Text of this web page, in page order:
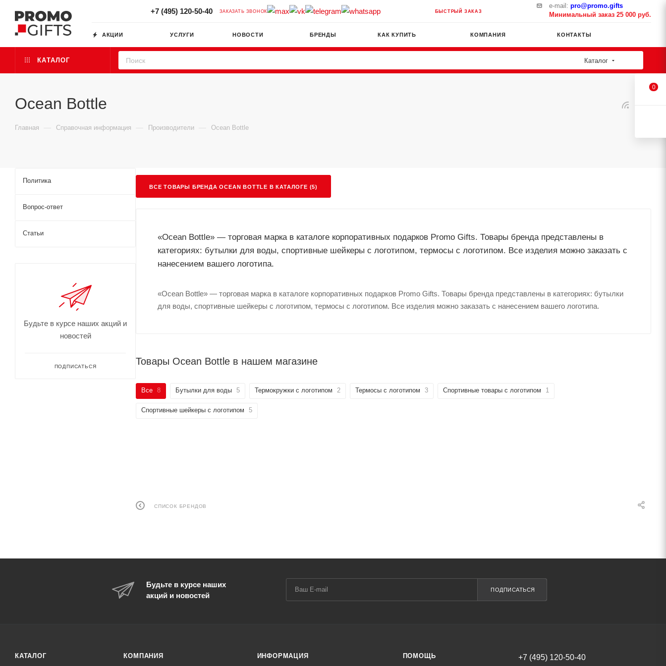
+7 (495) 120-50-40 ЗАКАЗАТЬ ЗВОНОК БЫСТРЫЙ ЗАКАЗ
e-mail: pro@promo.gifts
Минимальный заказ 25 000 руб.
АКЦИИ УСЛУГИ НОВОСТИ БРЕНДЫ КАК КУПИТЬ КОМПАНИЯ КОНТАКТЫ
КАТАЛОГ Каталог
Ocean Bottle
Главная — Справочная информация — Производители — Ocean Bottle
ВСЕ ТОВАРЫ БРЕНДА OCEAN BOTTLE В КАТАЛОГЕ (5)
«Ocean Bottle» — торговая марка в каталоге корпоративных подарков Promo Gifts. Товары бренда представлены в
категориях: бутылки для воды, спортивные шейкеры с логотипом, термосы с логотипом. Все изделия можно заказать с
нанесением вашего логотипа.
«Ocean Bottle» — торговая марка в каталоге корпоративных подарков Promo Gifts. Товары бренда представлены в категориях: бутылки
для воды, спортивные шейкеры с логотипом, термосы с логотипом. Все изделия можно заказать с нанесением вашего логотипа.
Товары Ocean Bottle в нашем магазине
Все 8 Бутылки для воды 5 Термокружки с логотипом 2 Термосы с логотипом 3 Спортивные товары с логотипом 1
Спортивные шейкеры с логотипом 5
СПИСОК БРЕНДОВ
Политика
Вопрос-ответ
Статьи
Будьте в курсе наших акций и
новостей
ПОДПИСАТЬСЯ
Будьте в курсе наших
акций и новостей
ПОДПИСАТЬСЯ
КАТАЛОГ КОМПАНИЯ ИНФОРМАЦИЯ ПОМОЩЬ +7 (495) 120-50-40
0